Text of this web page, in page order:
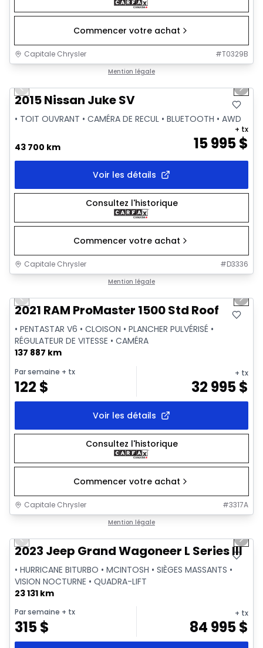
Commencer votre achat
Capitale Chrysler #T0329B
Mention légale
Vidéo disponible
Previous slide Next
2015 Nissan Juke SV
• TOIT OUVRANT • CAMÉRA DE RECUL • BLUETOOTH • AWD
43 700 km 15 995$
+ tx
Voir les détails
Consultez l'historique
Commencer votre achat
Capitale Chrysler #D3336
Mention légale
Previous slide Next
2021 RAM ProMaster 1500 Std Roof
• PENTASTAR V6 • CLOISON • PLANCHER PULVÉRISÉ •
RÉGULATEUR DE VITESSE • CAMÉRA
137 887 km
Par semaine + tx
122 $
+ tx
32 995$
Voir les détails
Consultez l'historique
Commencer votre achat
Capitale Chrysler #3317A
Mention légale
Vidéo disponible
Previous slide Next
2023 Jeep Grand Wagoneer L Series III
• HURRICANE BITURBO • MCINTOSH • SIÈGES MASSANTS •
VISION NOCTURNE • QUADRA-LIFT
23 131 km
Par semaine + tx
315$
+ tx
84 995$